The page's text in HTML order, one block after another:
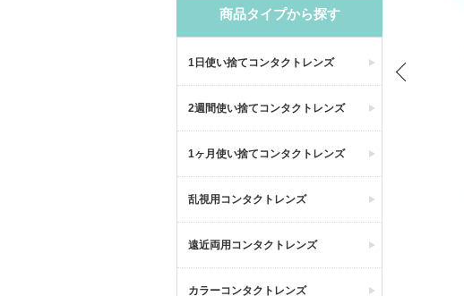
商品タイプから探す
1日使い捨てコンタクトレンズ
2週間使い捨てコンタクトレンズ
1ヶ月使い捨てコンタクトレンズ
乱視用コンタクトレンズ
遠近両用コンタクトレンズ
カラーコンタクトレンズ